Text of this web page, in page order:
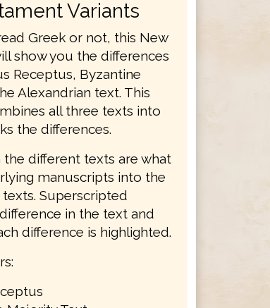
Variants
Greek or not, this New
show you the differences
Receptus, Byzantine
Alexandrian text. This
all three texts into
the differences.
the different texts are what
manuscripts into the
Superscripted
in the text and
difference is highlighted.